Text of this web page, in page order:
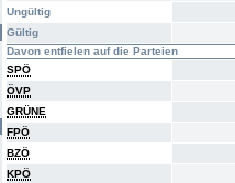
Ungültig
Gültig
Davon entfielen auf die Parteien
SPÖ
ÖVP
GRÜNE
FPÖ
BZÖ
KPÖ